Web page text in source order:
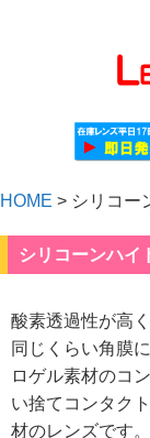
HOME > シリコー
シリコーンハイ
酸素透過性が高
同じくらい角膜
ロゲル素材のコ
い捨てコンタク
材のレンズです